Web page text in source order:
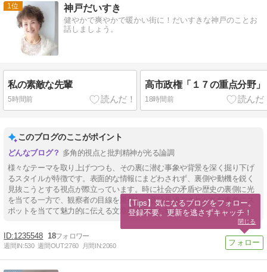
1 神戸だいすき
健やかで爽やかで暖かい街に！だいすきな神戸のことお
話しましょう。
私の素敵な先輩
5時間前
高市政権「１７の重点分野」
18時間前
このブログのここがポイント
多角的視点と批判精神が光る論調
様々なテーマを取り上げつつも、その裏に潜む事象や背景を深く掘り下げ
るスタイルが特徴です。表面的な情報にまどわされず、裏側や動機を鋭く
見抜こうとする視点が際立っています。時に社会の矛盾や歴史の裏側に光
を当てる一方で、観察者の目線を重視し、普段見過ごされがちな事象にス
ポットを当てて魅力的に伝える文章構成を持ち味とします。
1235548 18
週間IN:530 週間OUT:2760 月間IN:2060
【Tips】気になるブログをフォロー。
登録不要。更新を逃さずキャッチ！
閉じる